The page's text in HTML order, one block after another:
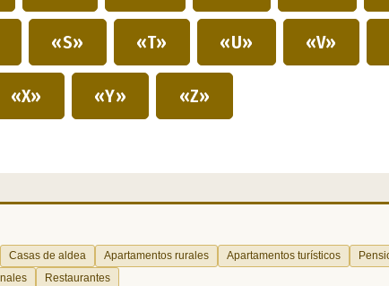
«S» «T» «U» «V»
«X» «Y» «Z»